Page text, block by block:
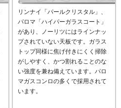
リンナイ「パールクリスタル」、
パロマ「ハイパーガラスコート」
があり、ノーリツにはラインナッ
プされていない天板です。ガラス
トップ同様に焦げ付きにくく掃除
がしやすく、かつ割れることのな
い強度を兼ね備えています。パロ
マガスコンロの多くで採用されて
います。